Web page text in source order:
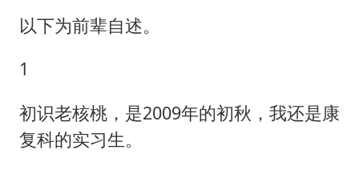
以下为前辈自述。
1
初识老核桃，是2009年的初秋，我还是康
复科的实习生。